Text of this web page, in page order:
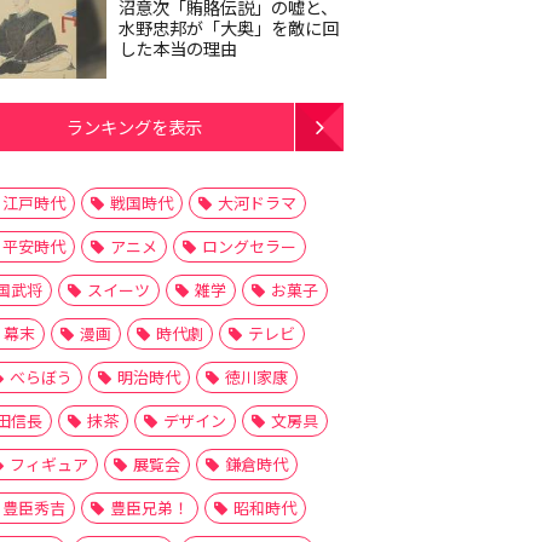
沼意次「賄賂伝説」の嘘と、
水野忠邦が「大奥」を敵に回
した本当の理由
ランキングを表示
江戸時代 戦国時代
大河ドラマ
平安時代
アニメ
ロングセラー
武将
スイーツ 雑学
お菓子
幕末
漫画 時代劇
テレビ
べらぼう
明治時代
徳川家康
信長
抹茶 デザイン
文房具
フィギュア
展覧会
鎌倉時代
豊臣秀吉
豊臣兄弟！
昭和時代